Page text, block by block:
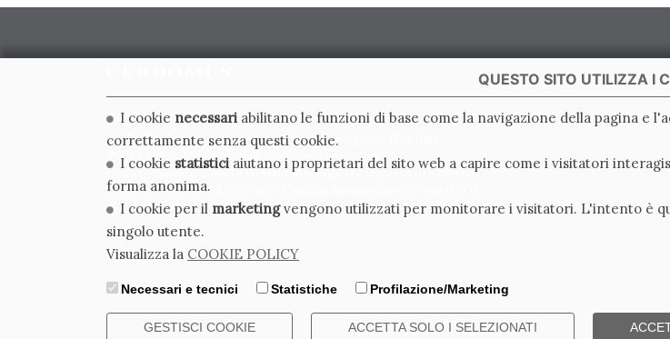
CERDOMUS S.R.L.
Via Emilia Ponente, 1000 - 48014 Castel Bolognese (RA) Italy
Tel. +39.0546.652111 - Email: info@cerdomus.com
Codice Fiscale e numero iscrizione al registro imprese di Ravenna
02620780391 - REA RA 217992 - Capitale Sociale Euro 20.000.000 i.v.
QUESTO SITO UTILIZZA I
I cookie necessari abilitano le funzioni di base come la navigazione della pagina e
correttamente senza questi cookie.
I cookie statistici aiutano i proprietari del sito web a capire come i visitatori
forma anonima.
I cookie per il marketingvengono utilizzati per monitorare i visitatori. L'intento è
singolo utente.
Visualizza la COOKIE POLICY
Necessari e tecnici Statistiche Profilazione/Marketing
GESTISCI COOKIE ACCETTA SOLO I SELEZIONATI